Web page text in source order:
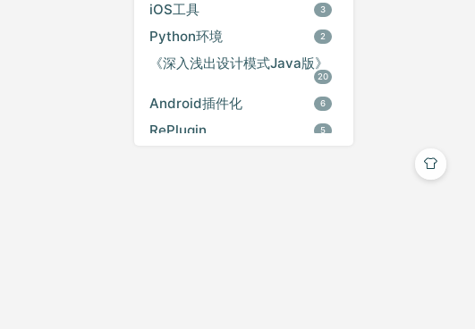
iOS工具 3
Python环境 2
《深入浅出设计模式Java版》
20
Android插件化 6
RePlugin 5